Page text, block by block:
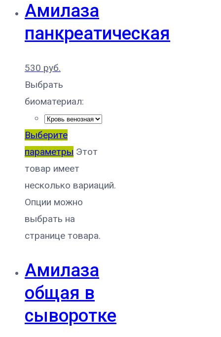
Амилаза
панкреатическая
530 руб.
Выбрать
биоматериал:
Выберите
параметры Этот
товар имеет
несколько вариаций.
Опции можно
выбрать на
странице товара.
Амилаза
общая в
сыворотке